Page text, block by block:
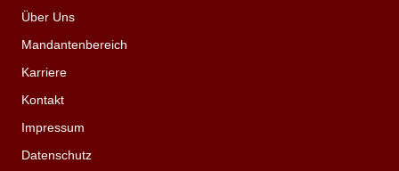
Über Uns
Mandantenbereich
Karriere
Kontakt
Impressum
Datenschutz